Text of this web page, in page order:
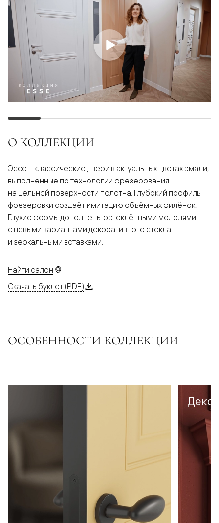
О КОЛЛЕКЦИИ
Эссе —классические двери в актуальных цветах эмали,
выполненные по технологии фрезерования
на цельной поверхности полотна. Глубокий профиль
фрезеровки создаёт имитацию объёмных филёнок.
Глухие формы дополнены остеклёнными моделями
с новыми вариантами декоративного стекла
и зеркальными вставками.
Найти салон
Скачать буклет (PDF)
ОСОБЕННОСТИ КОЛЛЕКЦИИ